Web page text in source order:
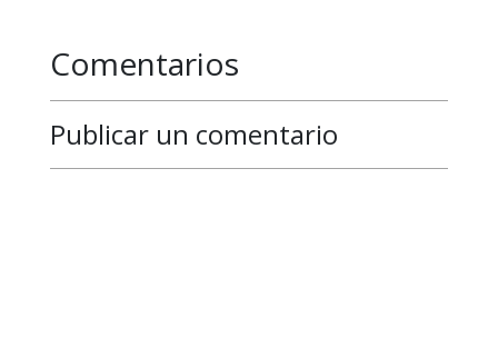
Comentarios
Publicar un comentario